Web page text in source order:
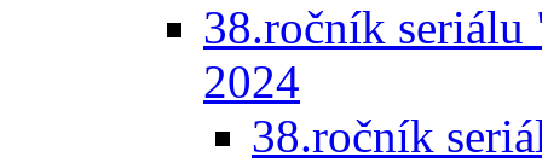
38.ročník
2024
38.ročník